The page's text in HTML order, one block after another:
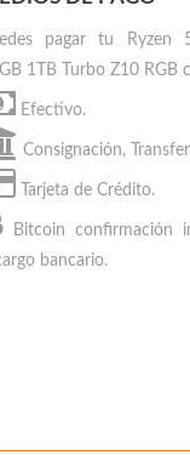
pagar tu Ryzen
1TB Turbo Z10 RGB
Efectivo.
Consignación,
Tarjeta de Crédito.
Bitcoin confirmación
bancario.